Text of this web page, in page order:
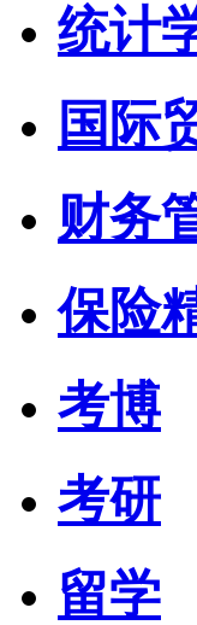
统计
国际
财务
保险
考博
考研
留学